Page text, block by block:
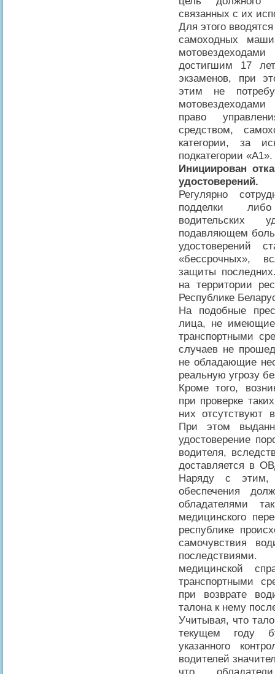
связанных с их
Для этого
самоходных
достигшим 17
экзаменов, при
этим не
право
средством,
категории, за
подкатегории «A1».
Инициирован
удостоверений.
Регулярно
подделки
подавляющем
удостоверений
«бессрочных»,
защиты
на территории
Республике
На подобные
лица, не имеющие
транспортными
случаев не
не обладающие
реальную угрозу
Кроме того,
при проверке
них
При этом
удостоверение
водителя,
доставляется в
Наряду с этим,
обеспечения
обладателями
медицинского
республике
самочувствия
медицинской
транспортными
при возврате
талона к нему
Учитывая, что
текущем году
указанного
водителей
что